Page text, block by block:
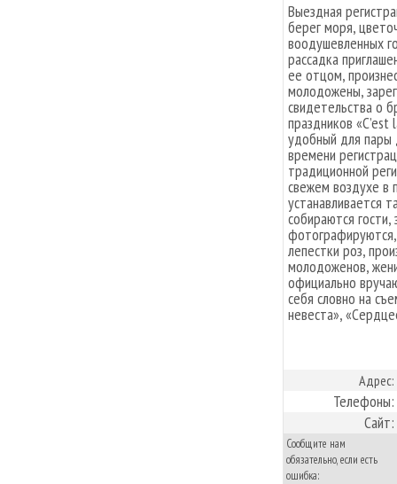
Выездная
берег моря,
воодушевленных
рассадка
ее отцом,
молодожены,
свидетельства о
праздников
удобный для пары
времени
традиционной
свежем воздухе в
устанавливается
собираются
лепестки роз,
молодоженов,
официально
себя словно на
невеста»,
Адрес:
Телефоны:
Сайт:
Сообщите нам
обязательно, если есть
ошибка: